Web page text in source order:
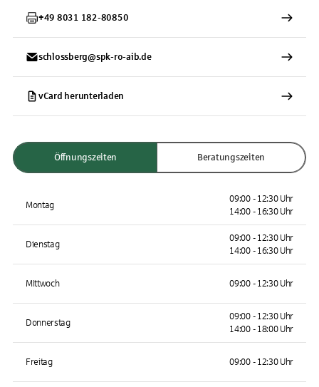
+49 8031 182-80850
schlossberg@spk-ro-aib.de
vCard herunterladen
Öffnungszeiten Beratungszeiten
Montag
09:00 - 12:30 Uhr
14:00 - 16:30 Uhr
Dienstag
09:00 - 12:30 Uhr
14:00 - 16:30 Uhr
Mittwoch 09:00 - 12:30 Uhr
Donnerstag
09:00 - 12:30 Uhr
14:00 - 18:00 Uhr
Freitag 09:00 - 12:30 Uhr